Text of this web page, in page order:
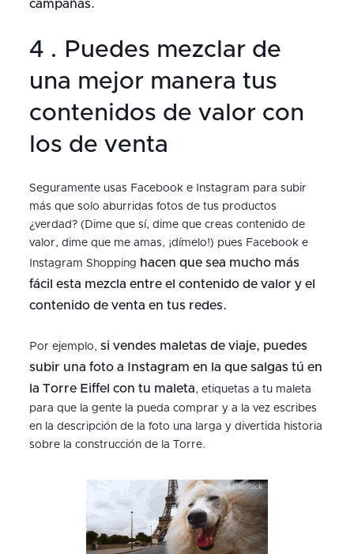
campañas.
4 . Puedes mezclar de
una mejor manera tus
contenidos de valor con
los de venta
Seguramente usas Facebook e Instagram para subir
más que solo aburridas fotos de tus productos
¿verdad? (Dime que sí, dime que creas contenido de
valor, dime que me amas, ¡dímelo!) pues Facebook e
Instagram Shopping hacen que sea mucho más
fácil esta mezcla entre el contenido de valor y el
contenido de venta en tus redes.
Por ejemplo, si vendes maletas de viaje, puedes
subir una foto a Instagram en la que salgas tú en
la Torre Eiffel con tu maleta, etiquetas a tu maleta
para que la gente la pueda comprar y a la vez escribes
en la descripción de la foto una larga y divertida historia
sobre la construcción de la Torre.